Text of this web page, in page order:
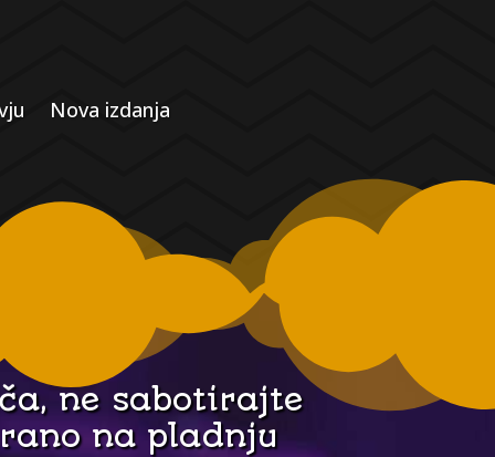
Nova izdanja
ne sabotirajte
na pladnju